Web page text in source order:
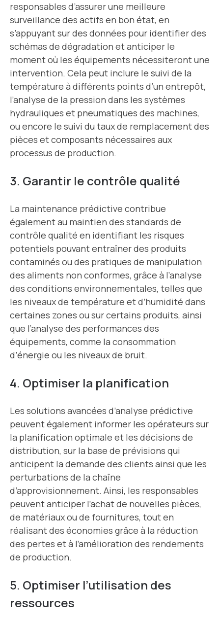
responsables d’assurer une meilleure
surveillance des actifs en bon état, en
s’appuyant sur des données pour identifier des
schémas de dégradation et anticiper le
moment où les équipements nécessiteront une
intervention. Cela peut inclure le suivi de la
température à différents points d’un entrepôt,
l’analyse de la pression dans les systèmes
hydrauliques et pneumatiques des machines,
ou encore le suivi du taux de remplacement des
pièces et composants nécessaires aux
processus de production.
3. Garantir le contrôle qualité
La maintenance prédictive contribue
également au maintien des standards de
contrôle qualité en identifiant les risques
potentiels pouvant entraîner des produits
contaminés ou des pratiques de manipulation
des aliments non conformes, grâce à l’analyse
des conditions environnementales, telles que
les niveaux de température et d’humidité dans
certaines zones ou sur certains produits, ainsi
que l’analyse des performances des
équipements, comme la consommation
d’énergie ou les niveaux de bruit.
4. Optimiser la planification
Les solutions avancées d’analyse prédictive
peuvent également informer les opérateurs sur
la planification optimale et les décisions de
distribution, sur la base de prévisions qui
anticipent la demande des clients ainsi que les
perturbations de la chaîne
d’approvisionnement. Ainsi, les responsables
peuvent anticiper l’achat de nouvelles pièces,
de matériaux ou de fournitures, tout en
réalisant des économies grâce à la réduction
des pertes et à l’amélioration des rendements
de production.
5. Optimiser l’utilisation des
ressources